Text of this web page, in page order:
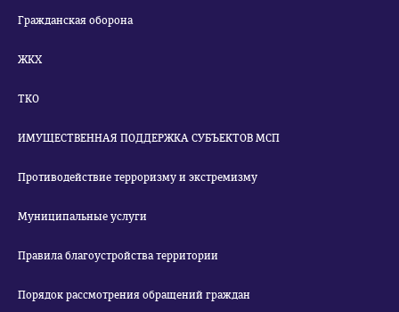
Гражданская оборона
ЖКХ
ТКО
ИМУЩЕСТВЕННАЯ ПОДДЕРЖКА СУБЪЕКТОВ МСП
Противодействие терроризму и экстремизму
Муниципальные услуги
Правила благоустройства территории
Порядок рассмотрения обращений граждан